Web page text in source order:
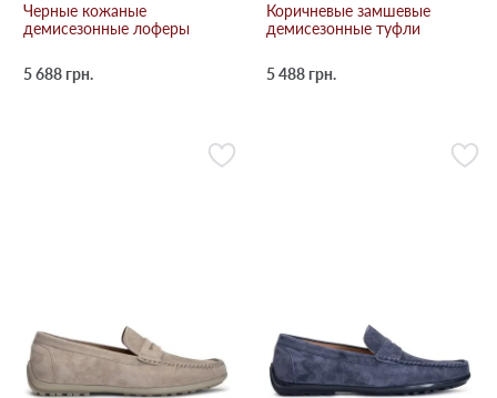
Черные кожаные
демисезонные лоферы
5 688 грн.
Коричневые замшевые
демисезонные туфли
5 488 грн.